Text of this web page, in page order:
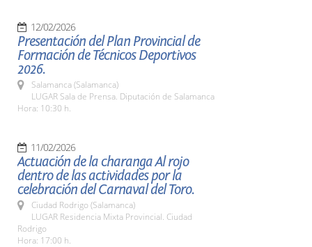
12/02/2026
Presentación del Plan Provincial de
Formación de Técnicos Deportivos
2026.
Salamanca (Salamanca)
LUGAR Sala de Prensa. Diputación de Salamanca
Hora: 10:30 h.
11/02/2026
Actuación de la charanga Al rojo
dentro de las actividades por la
celebración del Carnaval del Toro.
Ciudad Rodrigo (Salamanca)
LUGAR Residencia Mixta Provincial. Ciudad
Rodrigo
Hora: 17:00 h.